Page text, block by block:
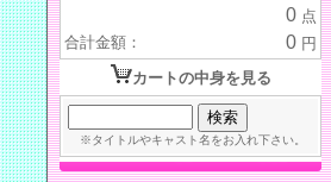
0 点
合計金額：
0 円
カートの中身を見る
※タイトルやキャスト名をお入れ下さい。